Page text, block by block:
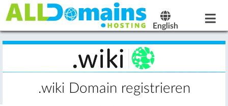
English
.wiki Domain registrieren